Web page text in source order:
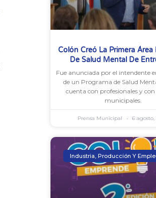
Colón Creó La Primera Área
De Salud Mental De
Fue anunciada por el intendente
de un Programa de Salud
cuenta con profesionales y con
municipales.
Prensa Municipal 6 agosto,
Industria, Producción Y